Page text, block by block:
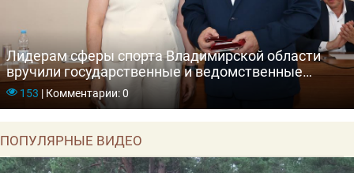
Лидерам сферы спорта Владимирской области
вручили государственные и ведомственные
награды
153 |Комментарии: 0
ПОПУЛЯРНЫЕ ВИДЕО